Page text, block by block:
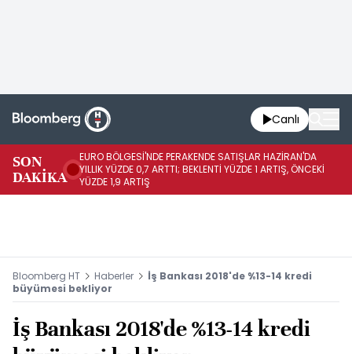
Canlı
SON
DAKİKA
EURO BÖLGESİ'NDE PERAKENDE SATIŞLAR HAZİRAN'DA
YILLIK YÜZDE 0,7 ARTTI; BEKLENTİ YÜZDE 1 ARTIŞ, ÖNCEKİ
YÜZDE 1,9 ARTIŞ
Bloomberg HT Haberler
İş Bankası 2018'de %13-14 kredi
büyümesi bekliyor
İş Bankası 2018'de %13-14 kredi